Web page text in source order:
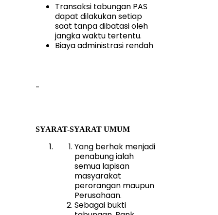
Transaksi tabungan PAS
dapat dilakukan setiap
saat tanpa dibatasi oleh
jangka waktu tertentu.
Biaya administrasi rendah
-
SYARAT-SYARAT UMUM
Yang berhak menjadi
penabung ialah
semua lapisan
masyarakat
perorangan maupun
Perusahaan.
Sebagai bukti